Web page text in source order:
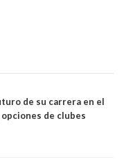
de su carrera en el
de clubes